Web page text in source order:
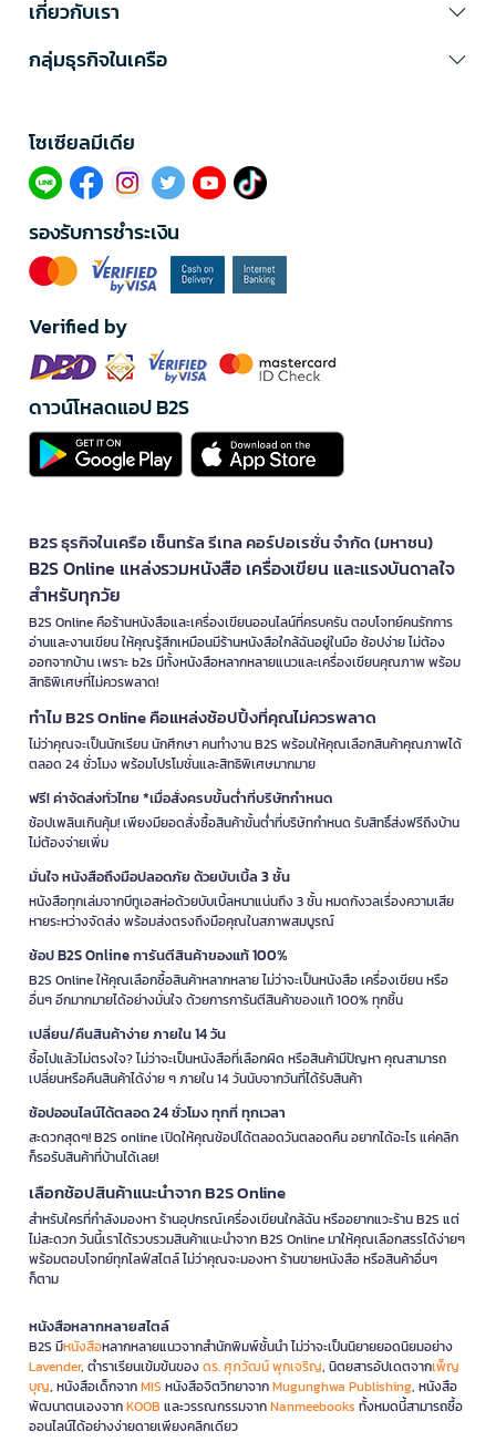
เกี่ยวกับเรา
กลุ่มธุรกิจในเครือ
โซเซียลมีเดีย​
รองรับการชำระเงิน
Verified by
ดาวน์โหลดแอป B2S
B2S ธุรกิจในเครือ เซ็นทรัล รีเทล คอร์ปอเรชั่น จำกัด (มหาชน)
B2S Online แหล่งรวมหนังสือ เครื่องเขียน และแรงบันดาลใจ
สำหรับทุกวัย
B2S Online คือร้านหนังสือและเครื่องเขียนออนไลน์ที่ครบครัน ตอบโจทย์คนรักการ
อ่านและงานเขียน ให้คุณรู้สึกเหมือนมีร้านหนังสือใกล้ฉันอยู่ในมือ ช้อปง่าย ไม่ต้อง
ออกจากบ้าน เพราะ b2s มีทั้งหนังสือหลากหลายแนวและเครื่องเขียนคุณภาพ พร้อม
สิทธิพิเศษที่ไม่ควรพลาด!
ทำไม B2S Online คือแหล่งช้อปปิ้งที่คุณไม่ควรพลาด
ไม่ว่าคุณจะเป็นนักเรียน นักศึกษา คนทำงาน B2S พร้อมให้คุณเลือกสินค้าคุณภาพได้
ตลอด 24 ชั่วโมง พร้อมโปรโมชั่นและสิทธิพิเศษมากมาย
ฟรี! ค่าจัดส่งทั่วไทย *เมื่อสั่งครบขั้นต่ำที่บริษัทกำหนด
ช้อปเพลินเกินคุ้ม! เพียงมียอดสั่งซื้อสินค้าขั้นต่ำที่บริษัทกำหนด รับสิทธิ์ส่งฟรีถึงบ้าน
ไม่ต้องจ่ายเพิ่ม
มั่นใจ หนังสือถึงมือปลอดภัย ด้วยบับเบิ้ล 3 ชั้น
หนังสือทุกเล่มจากบีทูเอสห่อด้วยบับเบิ้ลหนาแน่นถึง 3 ชั้น หมดกังวลเรื่องความเสีย
หายระหว่างจัดส่ง พร้อมส่งตรงถึงมือคุณในสภาพสมบูรณ์
ช้อป B2S Online การันตีสินค้าของแท้ 100%
B2S Online ให้คุณเลือกซื้อสินค้าหลากหลาย ไม่ว่าจะเป็นหนังสือ เครื่องเขียน หรือ
อื่นๆ อีกมากมายได้อย่างมั่นใจ ด้วยการการันตีสินค้าของแท้ 100% ทุกชิ้น
เปลี่ยน/คืนสินค้าง่าย ภายใน 14 วัน
ซื้อไปแล้วไม่ตรงใจ? ไม่ว่าจะเป็นหนังสือที่เลือกผิด หรือสินค้ามีปัญหา คุณสามารถ
เปลี่ยนหรือคืนสินค้าได้ง่าย ๆ ภายใน 14 วันนับจากวันที่ได้รับสินค้า
ช้อปออนไลน์ได้ตลอด 24 ชั่วโมง ทุกที่ ทุกเวลา
สะดวกสุดๆ! B2S online เปิดให้คุณช้อปได้ตลอดวันตลอดคืน อยากได้อะไร แค่คลิก
ก็รอรับสินค้าที่บ้านได้เลย!
เลือกช้อปสินค้าแนะนำจาก B2S Online
สำหรับใครที่กำลังมองหา ร้านอุปกรณ์เครื่องเขียนใกล้ฉัน หรืออยากแวะร้าน B2S แต่
ไม่สะดวก วันนี้เราได้รวบรวมสินค้าแนะนำจาก B2S Online มาให้คุณเลือกสรรได้ง่ายๆ
พร้อมตอบโจทย์ทุกไลฟ์สไตล์ ไม่ว่าคุณจะมองหา ร้านขายหนังสือ หรือสินค้าอื่นๆ
ก็ตาม
หนังสือหลากหลายสไตล์
B2S มีหนังสือหลากหลายแนวจากสำนักพิมพ์ชั้นนำ ไม่ว่าจะเป็นนิยายยอดนิยมอย่าง
Lavender, ตำราเรียนเข้มข้นของดร. ศุภวัฒน์ พุกเจริญ, นิตยสารอัปเดตจากเพ็ญ
บุญ, หนังสือเด็กจากMIS หนังสือจิตวิทยาจากMugunghwa Publishing, หนังสือ
พัฒนาตนเองจากKOOB และวรรณกรรมจากNanmeebooks ทั้งหมดนี้สามารถซื้อ
ออนไลน์ได้อย่างง่ายดายเพียงคลิกเดียว